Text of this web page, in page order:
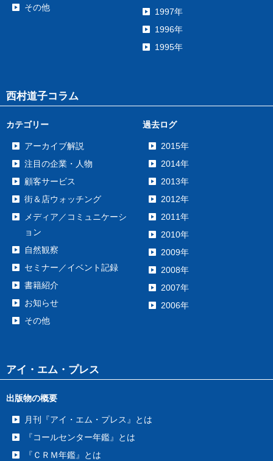
その他
1997年
1996年
1995年
西村道子コラム
カテゴリー
アーカイブ解説
注目の企業・人物
顧客サービス
街＆店ウォッチング
メディア／コミュニケーシ
ョン
自然観察
セミナー／イベント記録
書籍紹介
お知らせ
その他
過去ログ
2015年
2014年
2013年
2012年
2011年
2010年
2009年
2008年
2007年
2006年
アイ・エム・プレス
出版物の概要
月刊『アイ・エム・プレス』とは
『コールセンター年鑑』とは
『ＣＲＭ年鑑』とは